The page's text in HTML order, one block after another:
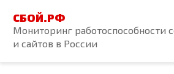
контенту
СБОЙ.РФ
Мониторинг работоспособности
и сайтов в России